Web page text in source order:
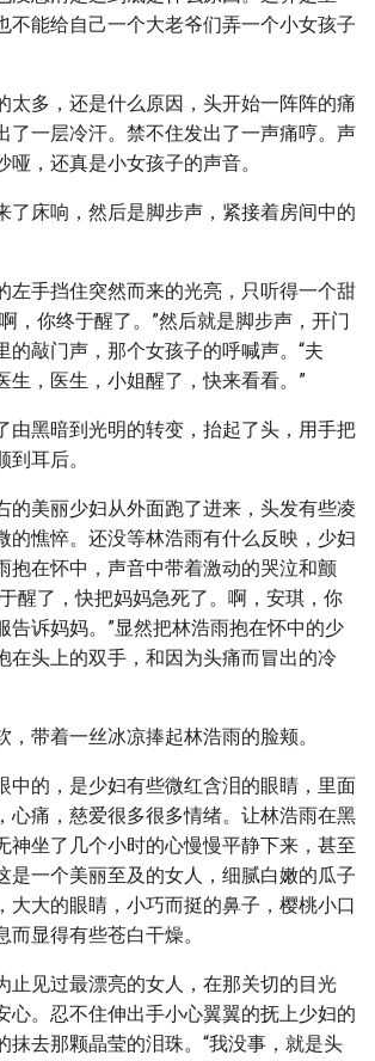
不能给自己一个大老爷们弄一个小女孩子
太多，还是什么原因，头开始一阵阵的痛
了一层冷汗。禁不住发出了一声痛哼。声
哑，还真是小女孩子的声音。
了床响，然后是脚步声，紧接着房间中的
左手挡住突然而来的光亮，只听得一个甜
，你终于醒了。”然后就是脚步声，开门
的敲门声，那个女孩子的呼喊声。“夫
生，医生，小姐醒了，快来看看。”
由黑暗到光明的转变，抬起了头，用手把
耳后。
的美丽少妇从外面跑了进来，头发有些凌
的憔悴。还没等林浩雨有什么反映，少妇
抱在怀中，声音中带着激动的哭泣和颤
醒了，快把妈妈急死了。啊，安琪，你
告诉妈妈。”显然把林浩雨抱在怀中的少
在头上的双手，和因为头痛而冒出的冷
，带着一丝冰凉捧起林浩雨的脸颊。
中的，是少妇有些微红含泪的眼睛，里面
心痛，慈爱很多很多情绪。让林浩雨在黑
神坐了几个小时的心慢慢平静下来，甚至
是一个美丽至及的女人，细腻白嫩的瓜子
大大的眼睛，小巧而挺的鼻子，樱桃小口
而显得有些苍白干燥。
止见过最漂亮的女人，在那关切的目光
心。忍不住伸出手小心翼翼的抚上少妇的
抹去那颗晶莹的泪珠。“我没事，就是头